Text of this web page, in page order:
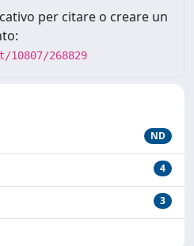
per citare o creare un
268829
ND
4
3